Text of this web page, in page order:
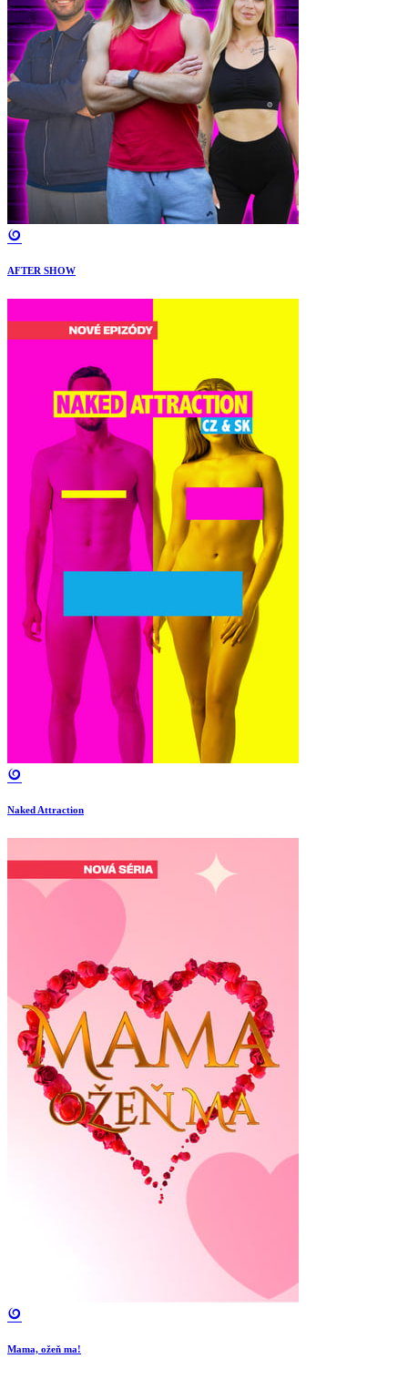
AFTER SHOW
Naked Attraction
Mama, ožeň ma!